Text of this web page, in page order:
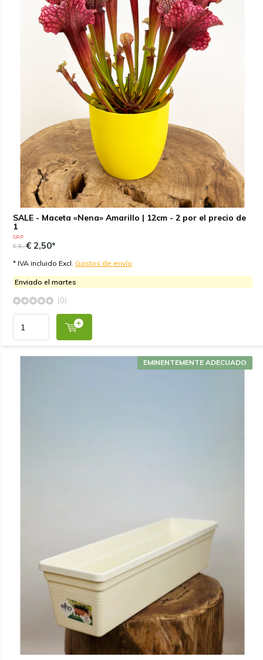
SALE - Maceta «Nena» Amarillo | 12cm - 2 por el precio de
1
SRP
€ 5,-€ 2,50*
* IVA incluido Excl. Gastos de envío
Enviado el martes
(0)
EMINENTEMENTE ADECUADO